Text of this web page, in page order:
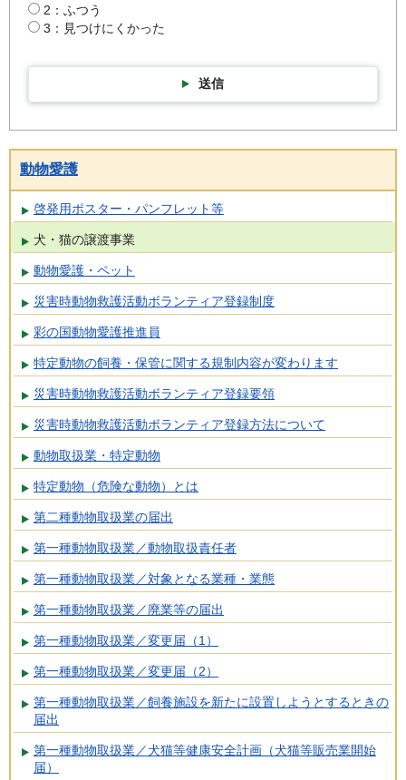
2：ふつう
3：見つけにくかった
送信
動物愛護
啓発用ポスター・パンフレット等
犬・猫の譲渡事業
動物愛護・ペット
災害時動物救護活動ボランティア登録制度
彩の国動物愛護推進員
特定動物の飼養・保管に関する規制内容が変わります
災害時動物救護活動ボランティア登録要領
災害時動物救護活動ボランティア登録方法について
動物取扱業・特定動物
特定動物（危険な動物）とは
第二種動物取扱業の届出
第一種動物取扱業／動物取扱責任者
第一種動物取扱業／対象となる業種・業態
第一種動物取扱業／廃業等の届出
第一種動物取扱業／変更届（1）
第一種動物取扱業／変更届（2）
第一種動物取扱業／飼養施設を新たに設置しようとするときの
届出
第一種動物取扱業／犬猫等健康安全計画（犬猫等販売業開始
届）